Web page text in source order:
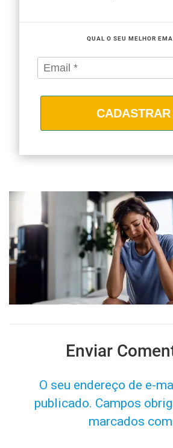
QUAL O SEU MELHOR
CADASTRAR
Enviar
O seu endereço de e-
publicado. Campos
marcados com